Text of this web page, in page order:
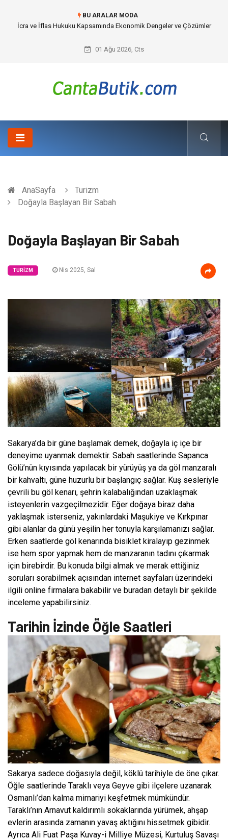
BU ARALAR MODA
Cybersecurity Solutions (Siber Güvenlik Çözümleri) ve Dijital Altyapıda
01 Ağu 2026, Cts
AnaSayfa
Turizm
Doğayla Başlayan Bir Sabah
Doğayla Başlayan Bir Sabah
TURIZM Nis 2025, Sal
Sakarya’da bir güne başlamak demek, doğayla iç içe bir
deneyime uyanmak demektir. Sabah saatlerinde Sapanca
Gölü’nün kıyısında yapılacak bir yürüyüş ya da göl manzaralı
bir kahvaltı, güne huzurlu bir başlangıç sağlar. Kuş sesleriyle
çevrili bu göl kenarı, şehrin kalabalığından uzaklaşmak
isteyenlerin vazgeçilmezidir. Eğer doğaya biraz daha
yaklaşmak isterseniz, yakınlardaki Maşukiye ve Kırkpınar
gibi alanlar da günü yeşilin her tonuyla karşılamanızı sağlar.
Erken saatlerde göl kenarında bisiklet kiralayıp gezinmek
ise hem spor yapmak hem de manzaranın tadını çıkarmak
için birebirdir. Bu konuda bilgi almak ve merak ettiğiniz
soruları sorabilmek açısından internet sayfaları üzerindeki
ilgili online firmalara bakabilir ve buradan detaylı bir şekilde
inceleme yapabilirsiniz.
Tarihin İzinde Öğle Saatleri
Sakarya sadece doğasıyla değil, köklü tarihiyle de öne çıkar.
Öğle saatlerinde Taraklı veya Geyve gibi ilçelere uzanarak
Osmanlı’dan kalma mimariyi keşfetmek mümkündür.
Taraklı’nın Arnavut kaldırımlı sokaklarında yürümek, ahşap
evlerin arasında zamanın yavaş aktığını hissetmek gibidir.
Ayrıca Ali Fuat Paşa Kuvay-i Milliye Müzesi, Kurtuluş Savaşı